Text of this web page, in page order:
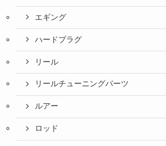
エギング
ハードプラグ
リール
リールチューニングパーツ
ルアー
ロッド